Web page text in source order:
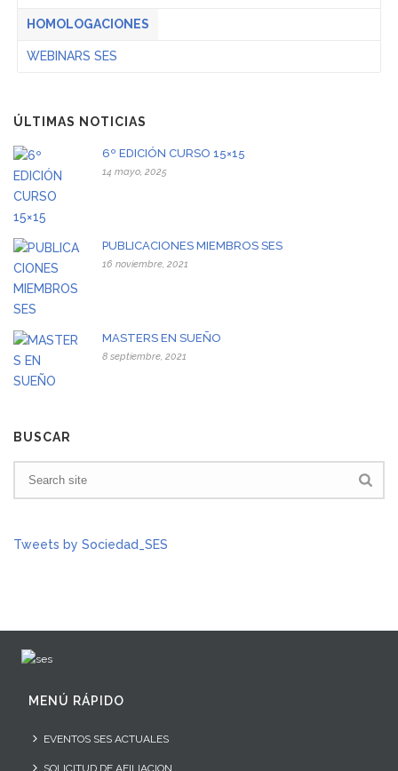
HOMOLOGACIONES
WEBINARS SES
ÚLTIMAS NOTICIAS
6º EDICIÓN CURSO 15×15
14 mayo, 2025
PUBLICACIONES MIEMBROS SES
16 noviembre, 2021
MASTERS EN SUEÑO
8 septiembre, 2021
BUSCAR
Tweets by Sociedad_SES
MENÚ RÁPIDO
EVENTOS SES ACTUALES